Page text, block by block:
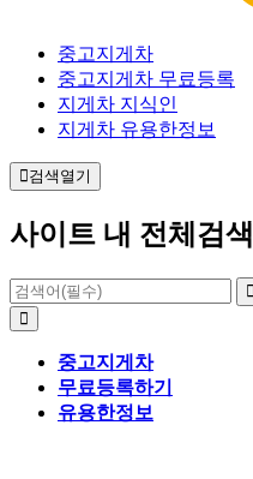
중고지게차
중고지게차 무료등록
지게차 지식인
지게차 유용한정보
검색열기
사이트 내 전체검색
중고지게차
무료등록하기
유용한정보